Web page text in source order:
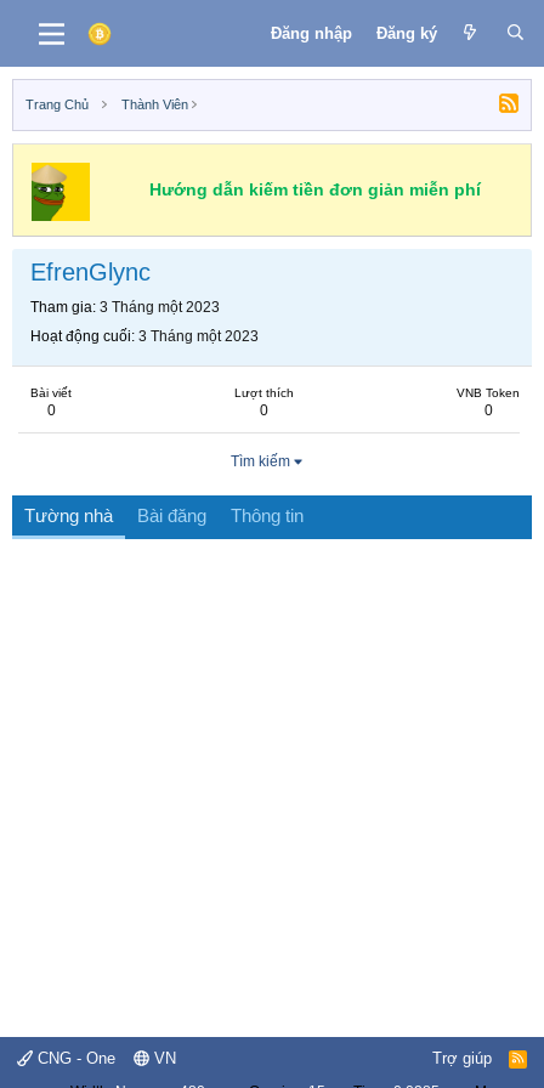
Đăng nhập Đăng ký
Trang Chủ Thành Viên
Hướng dẫn kiếm tiền đơn giản miễn phí
EfrenGlync
Tham gia 3 Tháng một 2023
Hoạt động cuối 3 Tháng một 2023
Bài viết
0
Lượt thích
0
VNB Token
0
Tìm kiếm
Tường nhà Bài đăng Thông tin
CNG - One VN Trợ giúp
R